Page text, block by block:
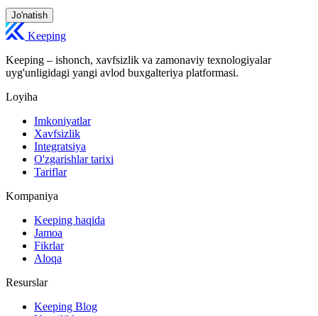
Jo'natish
Keeping
Keeping – ishonch, xavfsizlik va zamonaviy texnologiyalar
uyg'unligidagi yangi avlod buxgalteriya platformasi.
Loyiha
Imkoniyatlar
Xavfsizlik
Integratsiya
O'zgarishlar tarixi
Tariflar
Kompaniya
Keeping haqida
Jamoa
Fikrlar
Aloqa
Resurslar
Keeping Blog